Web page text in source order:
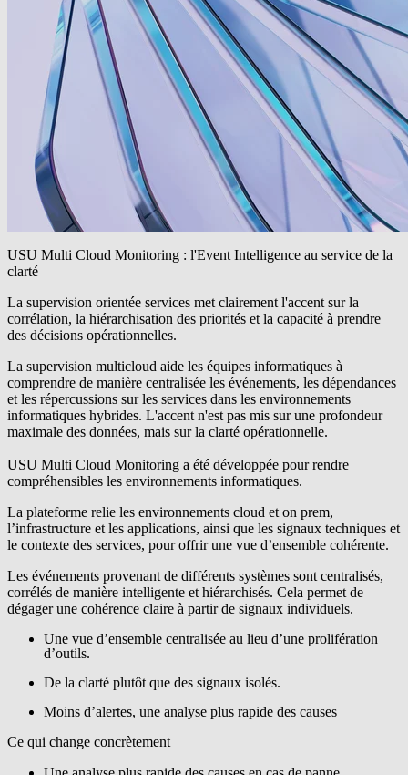
USU Multi Cloud Monitoring : l'Event Intelligence au service de la
clarté
La supervision orientée services met clairement l'accent sur la
corrélation, la hiérarchisation des priorités et la capacité à prendre
des décisions opérationnelles.
La supervision multicloud aide les équipes informatiques à
comprendre de manière centralisée les événements, les dépendances
et les répercussions sur les services dans les environnements
informatiques hybrides. L'accent n'est pas mis sur une profondeur
maximale des données, mais sur la clarté opérationnelle.
USU Multi Cloud Monitoring a été développée pour rendre
compréhensibles les environnements informatiques.
La plateforme relie les environnements cloud et on prem,
l’infrastructure et les applications, ainsi que les signaux techniques et
le contexte des services, pour offrir une vue d’ensemble cohérente.
Les événements provenant de différents systèmes sont centralisés,
corrélés de manière intelligente et hiérarchisés. Cela permet de
dégager une cohérence claire à partir de signaux individuels.
Une vue d’ensemble centralisée au lieu d’une prolifération
d’outils.
De la clarté plutôt que des signaux isolés.
Moins d’alertes, une analyse plus rapide des causes
Ce qui change concrètement